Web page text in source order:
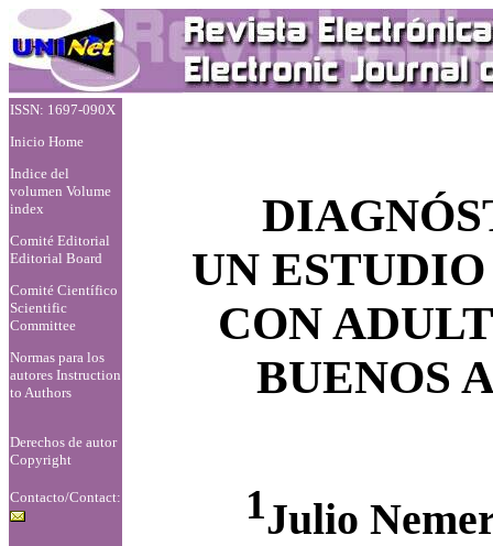
ISSN: 1697-090X
Inicio Home
Indice del
volumen Volume
index
Comité Editorial
Editorial Board
Comité Científico
Scientific
Committee
Normas para los
autores Instruction
to Authors
Derechos de autor
Copyright
Contacto/Contact:
UN
CON
BUENOS
1Julio